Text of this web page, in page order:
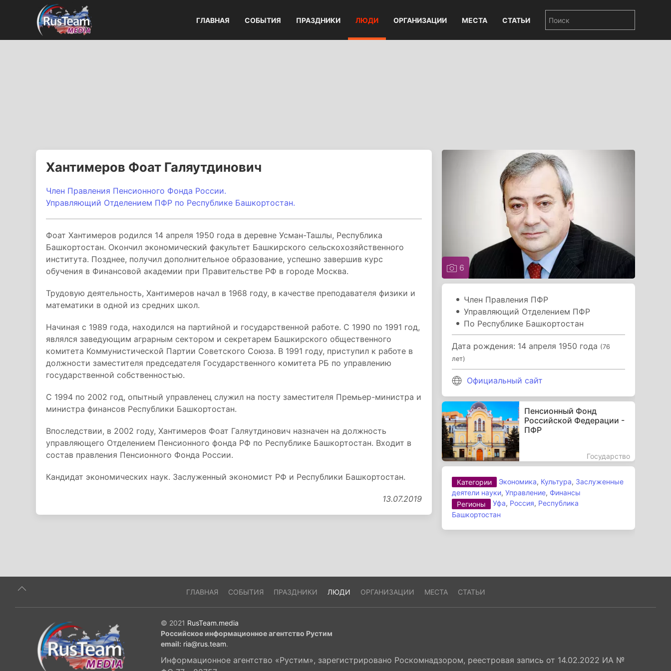
ГЛАВНАЯ СОБЫТИЯ ПРАЗДНИКИ ЛЮДИ ОРГАНИЗАЦИИ МЕСТА СТАТЬИ
Хантимеров Фоат Галяутдинович
Член Правления Пенсионного Фонда России.
Управляющий Отделением ПФР по Республике Башкортостан.
Фоат Хантимеров родился 14 апреля 1950 года в деревне Усман-Ташлы, Республика
Башкортостан. Окончил экономический факультет Башкирского сельскохозяйственного
института. Позднее, получил дополнительное образование, успешно завершив курс
обучения в Финансовой академии при Правительстве РФ в городе Москва.
Трудовую деятельность, Хантимеров начал в 1968 году, в качестве преподавателя физики и
математики в одной из средних школ.
Начиная с 1989 года, находился на партийной и государственной работе. С 1990 по 1991 год,
являлся заведующим аграрным сектором и секретарем Башкирского общественного
комитета Коммунистической Партии Советского Союза. В 1991 году, приступил к работе в
должности заместителя председателя Государственного комитета РБ по управлению
государственной собственностью.
С 1994 по 2002 год, опытный управленец служил на посту заместителя Премьер-министра и
министра финансов Республики Башкортостан.
Впоследствии, в 2002 году, Хантимеров Фоат Галяутдинович назначен на должность
управляющего Отделением Пенсионного фонда РФ по Республике Башкортостан. Входит в
состав правления Пенсионного Фонда России.
Кандидат экономических наук. Заслуженный экономист РФ и Республики Башкортостан.
13.07.2019
6
Член Правления ПФР
Управляющий Отделением ПФР
По Республике Башкортостан
Дата рождения: 14 апреля 1950 года (76
лет)
Официальный сайт
Пенсионный Фонд
Российской Федерации -
ПФР
Государство
Категории Экономика, Культура, Заслуженные
деятели науки,Управление, Финансы
Регионы
Уфа, Россия, Республика
Башкортостан
ГЛАВНАЯ СОБЫТИЯ ПРАЗДНИКИ ЛЮДИ ОРГАНИЗАЦИИ МЕСТА СТАТЬИ
© 2021 RusTeam.media
Российское информационное агентство Рустим
email: ria@rus.team.
Информационное агентство «Рустим», зарегистрировано Роскомнадзором, реестровая запись от 14.02.2022 ИА №